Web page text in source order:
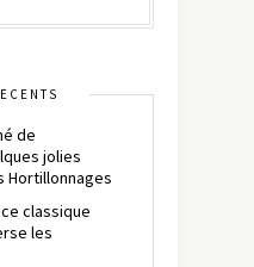
de
jolies
Hortillonnages
classique
les